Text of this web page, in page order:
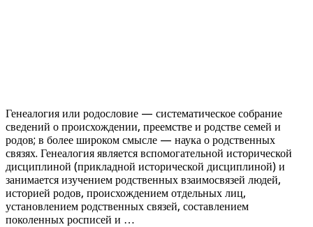
Генеалогия или родословие — систематическое собрание
сведений о происхождении, преемстве и родстве семей и
родов; в более широком смысле — наука о родственных
связях. Генеалогия является вспомогательной исторической
дисциплиной (прикладной исторической дисциплиной) и
занимается изучением родственных взаимосвязей людей,
историей родов, происхождением отдельных лиц,
установлением родственных связей, составлением
поколенных росписей и …